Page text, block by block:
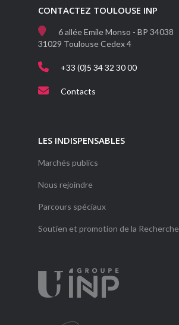
CONTACTEZ TOULOUSE INP
6 allée Emile Monso - BP 34038
31029 Toulouse Cedex 4
+33 (0)5 34 32 30 00
Contacts
LES INDISPENSABLES
Marchés publics
Nous rejoindre
Parcours spéciaux
Soutien et promotion de la Recherche